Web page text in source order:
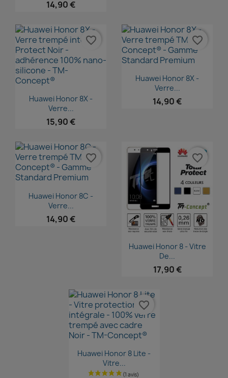
14,90 €
Aperçu rapide
Huawei Honor 8X -
Verre...
15,90 €
favorite_border
Aperçu rapide
Huawei Honor 8X -
Verre...
14,90 €
favorite_border
Aperçu rapide
Huawei Honor 8C -
Verre...
14,90 €
favorite_border
Aperçu rapide
Huawei Honor 8 - Vitre
De...
17,90 €
favorite_border
Aperçu rapide
Huawei Honor 8 Lite -
Vitre...
favorite_border